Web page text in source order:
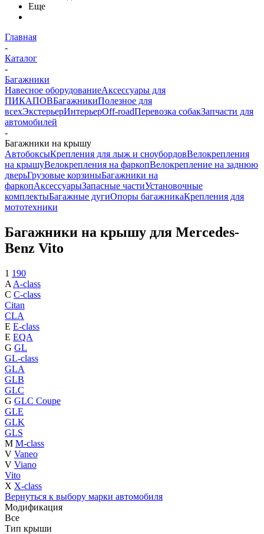
Еще
Главная
-
Каталог
-
Багажники
Навесное оборудованиеАксессуары для
ПИКАПОВБагажникиПолезное для
всехЭкстерьерИнтерьерOff-roadПеревозка собакЗапчасти для
автомобилей
-
Багажники на крышу
АвтобоксыКрепления для лыж и сноубордовВелокрепления
на крышуВелокрепления на фаркопВелокрепление на заднюю
дверьГрузовые корзиныБагажники на
фаркопАксессуарыЗапасные частиУстановочные
комплектыБагажные дугиОпоры багажникаКрепления для
мототехники
Багажники на крышу для Mercedes-
Benz Vito
1 190
A A-class
C C-class
Citan
CLA
E E-class
E EQA
G GL
GL-class
GLA
GLB
GLC
G GLC Coupe
GLE
GLK
GLS
M M-class
V Vaneo
V Viano
Vito
X X-class
Вернуться к выбору марки автомобиля
Модификация
Все
Тип крыши